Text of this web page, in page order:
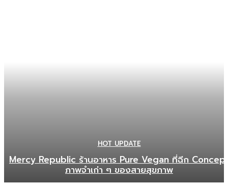
HOT UPDATE
Mercy Republic ร้านอาหาร Pure Vegan ที่ฉีก
ภาพจำเก่า ๆ ของสายสุขภาพ